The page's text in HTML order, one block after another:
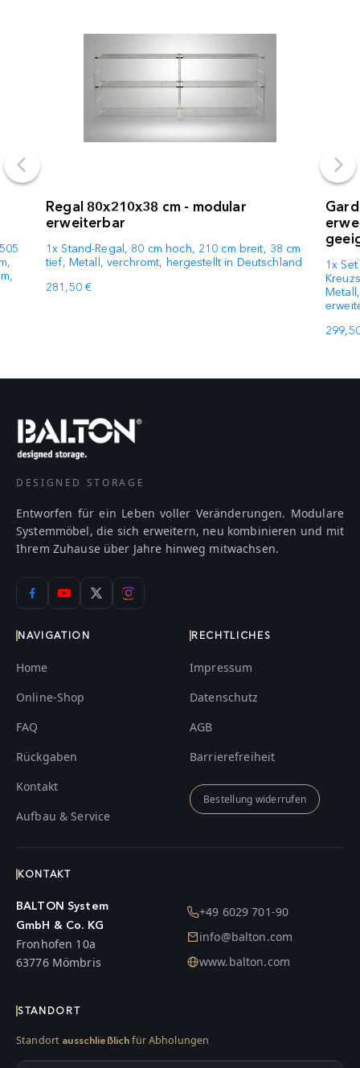
Regal 80x210x38 cm - modular
erweiterbar
1x Stand-Regal, 80 cm hoch, 210 cm breit, 38 cm
tief, Metall, verchromt, hergestellt in Deutschland
281,50 €
1x
DESIGNED STORAGE
Entworfen für ein Leben voller Veränderungen. Modulare
Systemmöbel, die sich erweitern, neu kombinieren und mit
Ihrem Zuhause über Jahre hinweg mitwachsen.
NAVIGATION
Home
Online-Shop
FAQ
Rückgaben
Kontakt
Aufbau & Service
RECHTLICHES
Impressum
Datenschutz
AGB
Barrierefreiheit
Bestellung widerrufen
KONTAKT
BALTON System
GmbH & Co. KG
Fronhofen 10a
63776 Mömbris
+49 6029 701-90
info@balton.com
www.balton.com
STANDORT
Standort ausschließlich für Abholungen